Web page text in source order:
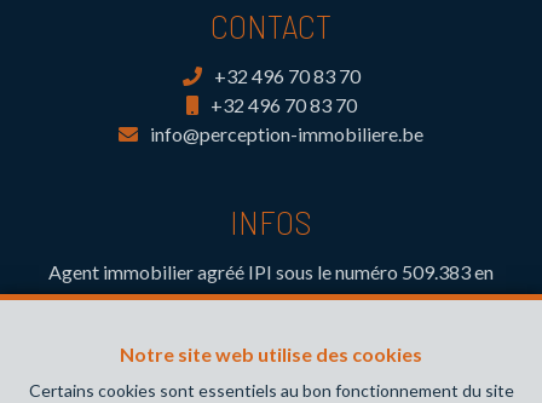
Notre site web utilise des cookies
Certains cookies sont essentiels au bon fonctionnement du site
CONTACT
+32 496 70 83 70
+32 496 70 83 70
info@perception-immobiliere.be
INFOS
Agent immobilier agréé IPI sous le numéro 509.383 en
Belgique- Instance de contrôle: Institut professionnel des
(+32 2 505 38 50 - info@ipi.be) - Soumis au
déontologique de l’ IPI